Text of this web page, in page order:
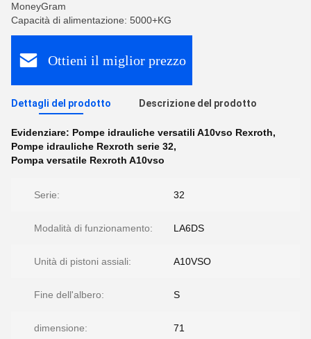
MoneyGram
Capacità di alimentazione: 5000+KG
Ottieni il miglior prezzo
Dettagli del prodotto Descrizione del prodotto
Evidenziare: Pompe idrauliche versatili A10vso Rexroth,
Pompe idrauliche Rexroth serie 32,
Pompa versatile Rexroth A10vso
Serie: 32
Modalità di funzionamento: LA6DS
Unità di pistoni assiali: A10VSO
Fine dell'albero: S
dimensione: 71